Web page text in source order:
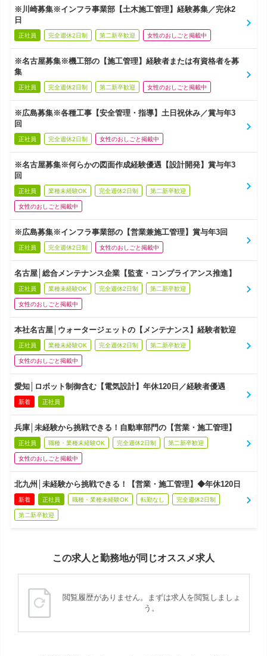
※川崎募集※インフラ事業部【土木施工管理】経験募集／完休2
日
正社員 完全週休2日制 第二新卒歓迎 女性のおしごと掲載中
※名古屋募集※機工部の【施工管理】経験者または有資格者を募
集
正社員 完全週休2日制 第二新卒歓迎 女性のおしごと掲載中
※広島募集※各種工事【安全管理・指導】土日祝休み／賞与年3
回
正社員 完全週休2日制 女性のおしごと掲載中
※名古屋募集※何らかの図面作成経験優遇【設計開発】賞与年3
回
正社員 業種未経験OK 完全週休2日制 第二新卒歓迎
女性のおしごと掲載中
※広島募集※インフラ事業部の【営業兼施工管理】賞与年3回
正社員 完全週休2日制 女性のおしごと掲載中
名古屋│総合メンテナンス企業【監査・コンプライアンス推進】
正社員 業種未経験OK 完全週休2日制 第二新卒歓迎
女性のおしごと掲載中
本社名古屋│ウォータージェットの【メンテナンス】経験者歓迎
正社員 業種未経験OK 完全週休2日制 第二新卒歓迎
女性のおしごと掲載中
愛知│ロボット制御含む【電気設計】年休120日／経験者優遇
新着 正社員
兵庫│未経験から挑戦できる！自動車部門の【営業・施工管理】
正社員 職種・業種未経験OK 完全週休2日制 第二新卒歓迎
女性のおしごと掲載中
北九州│未経験から挑戦できる！【営業・施工管理】◆年休120日
新着 正社員 職種・業種未経験OK 転勤なし 完全週休2日制
第二新卒歓迎
この求人と勤務地が同じオススメ求人
閲覧履歴がありません。まずは求人を閲覧しましょ
う。